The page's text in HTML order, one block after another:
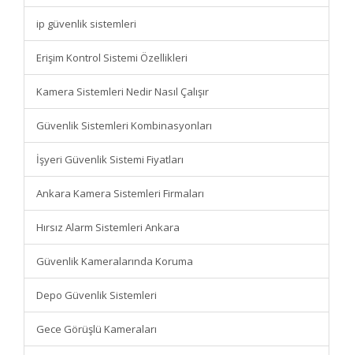
ip güvenlik sistemleri
Erişim Kontrol Sistemi Özellikleri
Kamera Sistemleri Nedir Nasıl Çalışır
Güvenlik Sistemleri Kombinasyonları
İşyeri Güvenlik Sistemi Fiyatları
Ankara Kamera Sistemleri Firmaları
Hırsız Alarm Sistemleri Ankara
Güvenlik Kameralarında Koruma
Depo Güvenlik Sistemleri
Gece Görüşlü Kameraları